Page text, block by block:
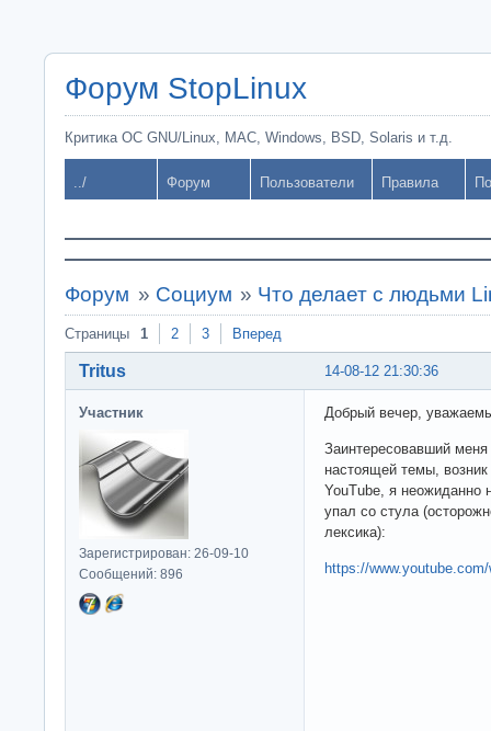
Форум StopLinux
Критика ОС GNU/Linux, MAC, Windows, BSD, Solaris и т.д.
../ Форум Пользователи Правила
Форум » Социум » Что делает с людьми
Страницы 1 2 3 Вперед
14-08-12 21:30:36
Tritus
Участник
Зарегистрирован: 26-09-10
Сообщений: 896
Добрый вечер,
Заинтересовавший
настоящей темы,
YouTube, я неожиданно
упал со стула
лексика):
https://